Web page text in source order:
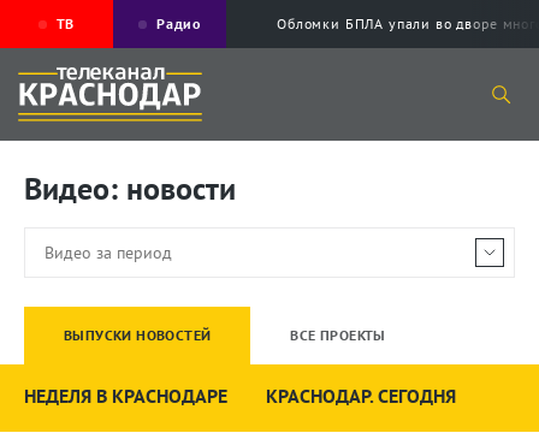
ТВ Радио Обломки БПЛА упали во дворе
Видео: новости
ВЫПУСКИ НОВОСТЕЙ ВСЕ ПРОЕКТЫ
НЕДЕЛЯ В КРАСНОДАРЕ КРАСНОДАР. СЕГОДНЯ